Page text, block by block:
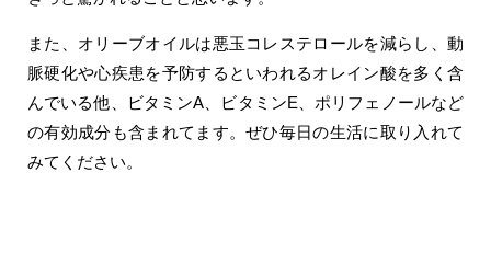
また、オリーブオイルは悪玉コレステロールを減らし、動
脈硬化や心疾患を予防するといわれるオレイン酸を多く含
んでいる他、ビタミンA、ビタミンE、ポリフェノールなど
の有効成分も含まれてます。ぜひ毎日の生活に取り入れて
みてください。